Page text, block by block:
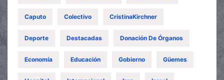
Caputo Colectivo CristinaKirchner
Deporte Destacadas Donación De Órganos
Economía Educación Gobierno Güemes